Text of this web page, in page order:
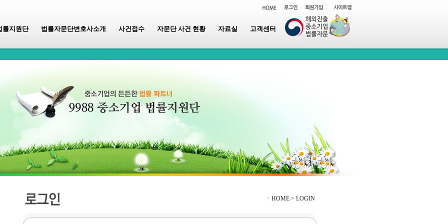
률지원단 법률자문단변호사소개 사건접수 자문단 사건 현황 자료실 고객센터
ㆍ HOME > LOGIN